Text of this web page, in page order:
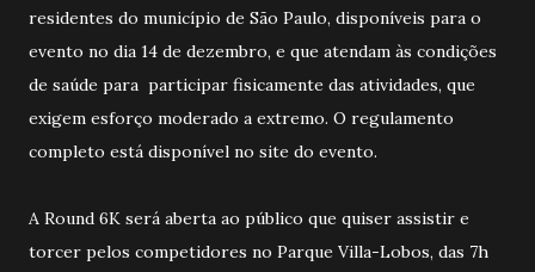
residentes do município de São Paulo, disponíveis para o
evento no dia 14 de dezembro, e que atendam às condições
de saúde para participar fisicamente das atividades, que
exigem esforço moderado a extremo. O regulamento
completo está disponível no site do evento.
A Round 6K será aberta ao público que quiser assistir e
torcer pelos competidores no Parque Villa-Lobos, das 7h